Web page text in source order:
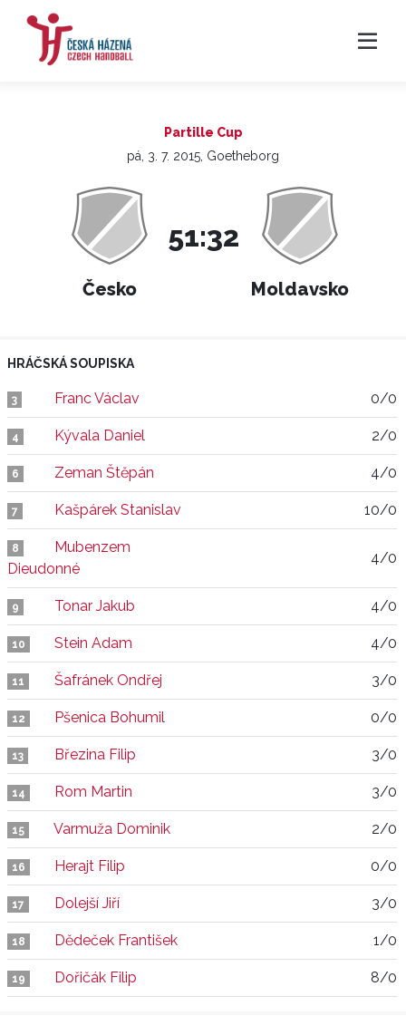
Partille Cup
pá, 3. 7. 2015, Goetheborg
Česko
51:32
Moldavsko
HRÁČSKÁ SOUPISKA
3 Franc Václav 0/0
4 Kývala Daniel 2/0
6 Zeman Štěpán 4/0
7 Kašpárek Stanislav 10/0
8
Mubenzem
Dieudonné
4/0
9 Tonar Jakub 4/0
10 Stein Adam 4/0
11 Šafránek Ondřej 3/0
12 Pšenica Bohumil 0/0
13 Březina Filip 3/0
14 Rom Martin 3/0
15 Varmuža Dominik 2/0
16 Herajt Filip 0/0
17 Dolejší Jiří 3/0
18 Dědeček František 1/0
19 Dořičák Filip 8/0